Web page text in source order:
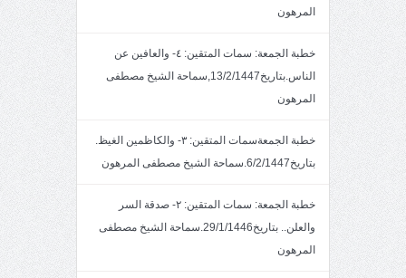
المرهون
خطبة الجمعة: سمات المتقين: ٤- والعافين عن
الناس.بتاريخ13/2/1447,سماحة الشيخ مصطفى
المرهون
خطبة الجمعةسمات المتقين: ٣- والكاظمين الغيظ.
بتاريخ6/2/1447.سماحة الشيخ مصطفى المرهون
خطبة الجمعة: سمات المتقين: ٢- صدقة السر
والعلن.. بتاريخ29/1/1446.سماحة الشيخ مصطفى
المرهون